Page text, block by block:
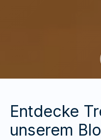
Entdecke
unserem